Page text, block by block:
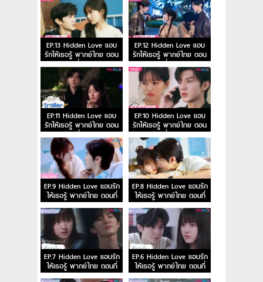
EP.13 Hidden Love แอบ
รักให้เธอรู้ พากย์ไทย ตอน
ที่ 13
EP.12 Hidden Love แอบ
รักให้เธอรู้ พากย์ไทย ตอน
ที่ 12
EP.11 Hidden Love แอบ
รักให้เธอรู้ พากย์ไทย ตอน
ที่ 11
EP.10 Hidden Love แอบ
รักให้เธอรู้ พากย์ไทย ตอน
ที่ 10
EP.9 Hidden Love แอบรัก
ให้เธอรู้ พากย์ไทย ตอนที่
9
EP.8 Hidden Love แอบรัก
ให้เธอรู้ พากย์ไทย ตอนที่
8
EP.7 Hidden Love แอบรัก
ให้เธอรู้ พากย์ไทย ตอนที่
7
EP.6 Hidden Love แอบรัก
ให้เธอรู้ พากย์ไทย ตอนที่
6